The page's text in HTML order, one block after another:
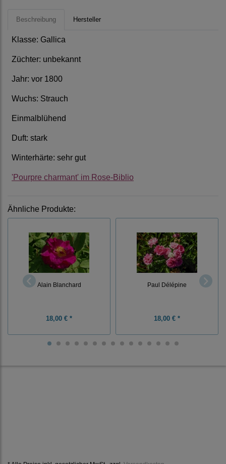
Beschreibung Hersteller
Klasse: Gallica
Züchter: unbekannt
Jahr: vor 1800
Wuchs: Strauch
Einmalblühend
Duft: stark
Winterhärte: sehr gut
'Pourpre charmant' im Rose-Biblio
Ähnliche Produkte:
Alain Blanchard
18,00 € *
Paul Délépine
18,00 € *